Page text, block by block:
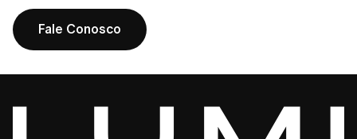
Fale Conosco